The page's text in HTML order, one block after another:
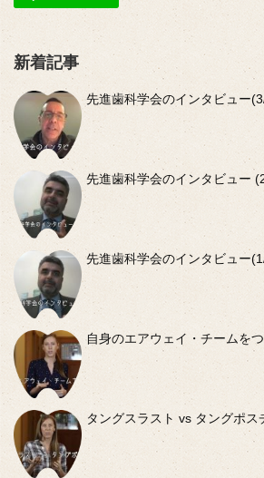
新着記事
先進歯科学会のインタビュー
先進歯科学会のインタビュー
先進歯科学会のインタビュー
自身のエアウェイ・チームを
タングスラスト vs タングポス